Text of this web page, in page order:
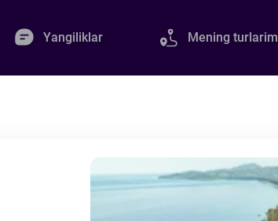
Yangiliklar Mening turlarim